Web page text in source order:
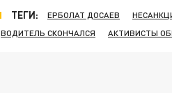
ТЕГИ: ЕРБОЛАТ ДОСАЕВ
ВОДИТЕЛЬ СКОНЧАЛСЯ
АКТИВИСТЫ